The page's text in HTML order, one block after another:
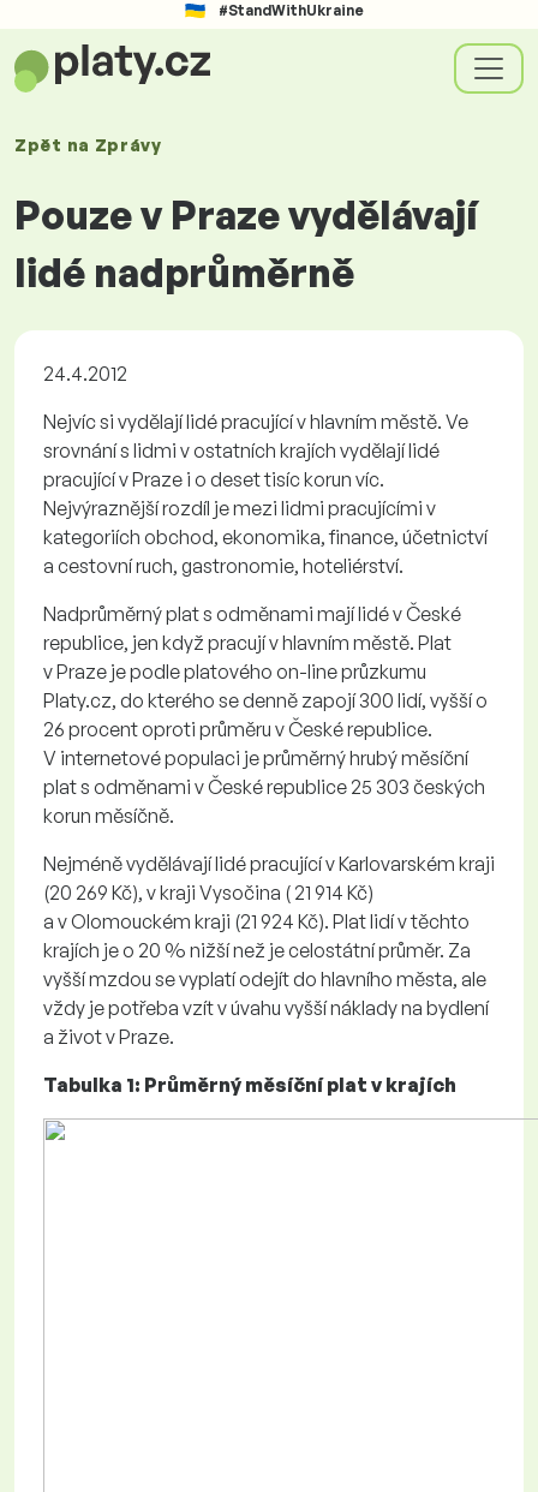
#StandWithUkraine
Zpět na Zprávy
Pouze v Praze vydělávají
lidé nadprůměrně
24.4.2012
Nejvíc si vydělají lidé pracující v hlavním městě. Ve
srovnání s lidmi v ostatních krajích vydělají lidé
pracující v Praze i o deset tisíc korun víc.
Nejvýraznější rozdíl je mezi lidmi pracujícími v
kategoriích obchod, ekonomika, finance, účetnictví
a cestovní ruch, gastronomie, hoteliérství.
Nadprůměrný plat s odměnami mají lidé v České
republice, jen když pracují v hlavním městě. Plat
v Praze je podle platového on-line průzkumu
Platy.cz, do kterého se denně zapojí 300 lidí, vyšší o
26 procent oproti průměru v České republice.
V internetové populaci je průměrný hrubý měsíční
plat s odměnami v České republice 25 303 českých
korun měsíčně.
Nejméně vydělávají lidé pracující v Karlovarském kraji
(20 269 Kč), v kraji Vysočina ( 21 914 Kč)
a v Olomouckém kraji (21 924 Kč). Plat lidí v těchto
krajích je o 20 % nižší než je celostátní průměr. Za
vyšší mzdou se vyplatí odejít do hlavního města, ale
vždy je potřeba vzít v úvahu vyšší náklady na bydlení
a život v Praze.
Tabulka 1: Průměrný měsíční plat v krajích